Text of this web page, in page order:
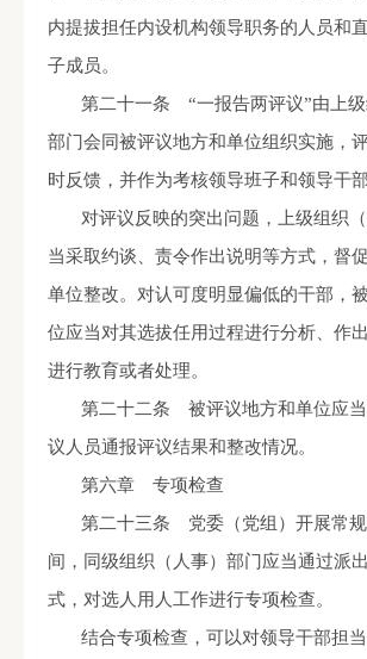
内提拔担任内设机构领导职务的人员和
子成员。
第二十一条 “一报告两评议”由上级
部门会同被评议地方和单位组织实施，
时反馈，并作为考核领导班子和领导干
对评议反映的突出问题，上级组织
当采取约谈、责令作出说明等方式，督
单位整改。对认可度明显偏低的干部，
位应当对其选拔任用过程进行分析、作
进行教育或者处理。
第二十二条 被评议地方和单位应
议人员通报评议结果和整改情况。
第六章 专项检查
第二十三条 党委（党组）开展常规
间，同级组织（人事）部门应当通过派
式，对选人用人工作进行专项检查。
结合专项检查，可以对领导干部担